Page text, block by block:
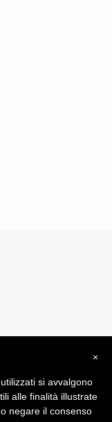
srl
and Conditions
×
si avvalgono
alle finalità illustrate
negare il consenso